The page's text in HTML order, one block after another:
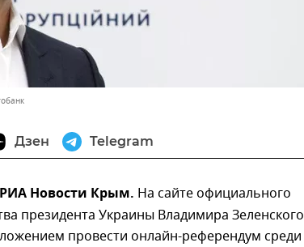
Дзен Telegram
Новости Крым. На сайте официального
президента Украины Владимира Зеленского
провести онлайн-референдум среди